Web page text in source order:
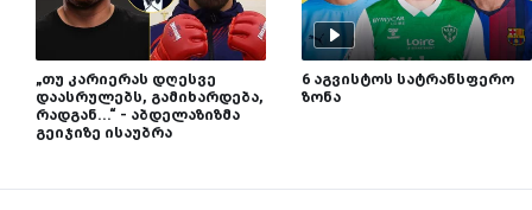
„თუ კარიერას დღესვე
დაასრულებს, გამიხარდება,
რადგან...“ - აბდელაზიზმა
გეიჯიზე ისაუბრა
6 აგვისტოს სატრანსფერო
ზონა